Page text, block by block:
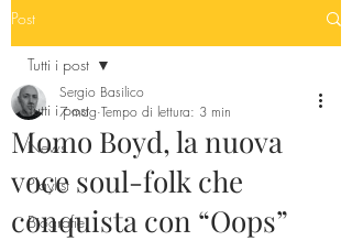
Post
Tutti i post
News
Playlist
Biografie
Tutti i post
Momo Boyd, la nuova
voce soul-folk che
conquista con “Oops”
Sergio Basilico
7 mag Tempo di lettura: 3 min